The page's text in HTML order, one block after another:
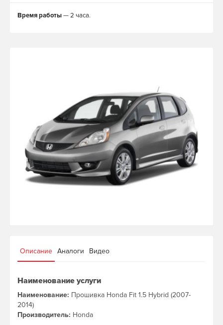
Время работы— 2 часа.
Описание Аналоги Видео
Наименование услуги
Наименование: Прошивка Honda Fit 1.5 Hybrid (2007-
2014)
Производитель: Honda